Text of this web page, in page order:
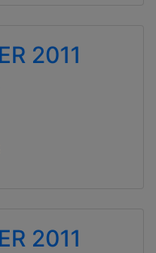
2011
2011